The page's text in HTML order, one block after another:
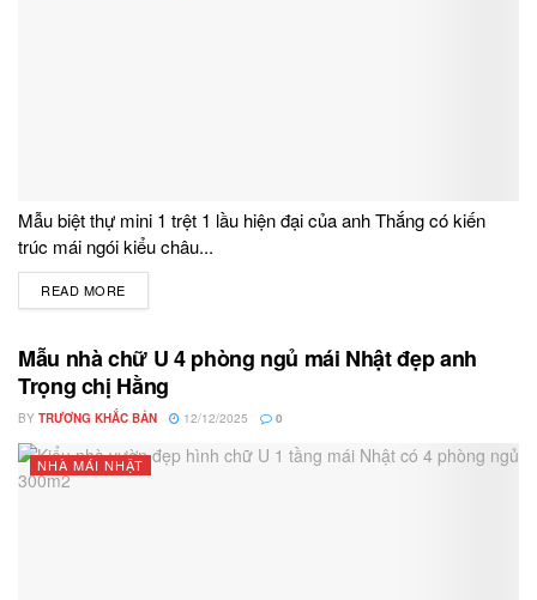
Mẫu biệt thự mini 1 trệt 1 lầu hiện đại của anh Thắng có kiến
trúc mái ngói kiểu châu...
READ MORE
Mẫu nhà chữ U 4 phòng ngủ mái Nhật đẹp anh
Trọng chị Hằng
BY TRƯƠNG KHẮC BẢN 12/12/2025 0
NHÀ MÁI NHẬT